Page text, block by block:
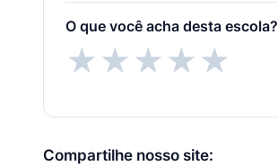
O que você acha desta escola?
★★★★★
Compartilhe nosso site: